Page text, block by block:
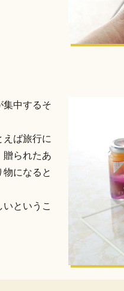
集中するそ
えば旅行に
贈られたあ
になると
というこ